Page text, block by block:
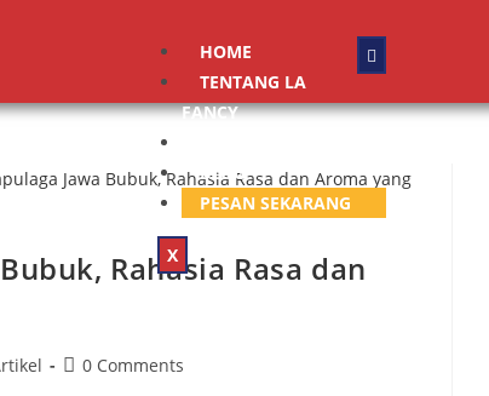
HOME
TENTANG LA
FANCY
BLOG
PESAN SEKARANG
X
Rahasia Rasa dan
0 Comments